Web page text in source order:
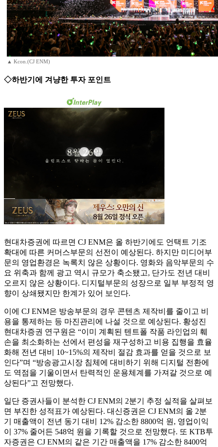
▲ Kcon.(CJ ENM)
◇하반기에 겨냥한 투자 포인트
현대차증권에 따르면 CJ ENM은 올 하반기에도 언택트 기조
확대에 따른 커머스부문의 선전이 예상된다. 하지만 미디어부
문의 영업환경은 녹록치 않은 상황이다. 영화와 음악부문의 수
요 위축과 함께 광고 역시 규모가 축소됐고, 단가도 전년 대비
오르지 않은 상황이다. 디지털부문의 성장으로 일부 부정적 영
향이 상쇄됐지만 한계가 있어 보인다.
이에 CJ ENM은 방송부문의 경우 콘텐츠 제작비를 줄이고 비
용을 통제하는 등 마진관리에 나설 것으로 예상된다. 황성진
현대차증권 연구원은 “이미 계획된 텐트폴 작품 라인업의 훼
손을 최소화하는 선에서 편성을 재구성하고 비용 집행을 효율
화해 전년 대비 10~15%의 제작비 절감 효과를 얻을 것으로 보
인다”며 “방송광고시장 침체에 대비하기 위해 디지털 전환에
도 역점을 기울이면서 탄력적인 운용체계를 가져갈 것으로 예
상된다”고 전망했다.
일단 증권사들이 분석한 CJ ENM의 2분기 추정 실적을 살펴보
면 부진한 성적표가 예상된다. 대신증권은 CJ ENM의 올 2분
기 매출액이 전년 동기 대비 12% 감소한 8800억 원, 영업이익
이 37% 줄어든 548억 원을 기록할 것으로 전망했다. 또 KTB투
자증권은 CJ ENM의 같은 기간 매출액을 17% 감소한 8400억